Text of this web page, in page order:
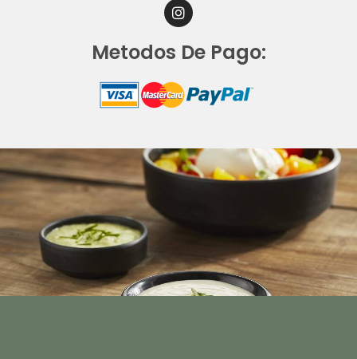
I
N
S
G
R
Metodos De Pago: